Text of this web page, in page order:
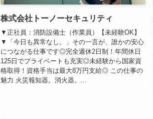
株式会社トーノーセキュリティ
▼正社員：消防設備士（作業員）【未経験OK】
▼「今日も異常なし。」その一言が、誰かの安心
につながる仕事です◎完全週休2日制！年間休日
125日でプライベートも充実◎未経験から国家資
格取得！資格手当は最大8万円支給◎ この仕事の
魅力 火災報知器。消火器。...